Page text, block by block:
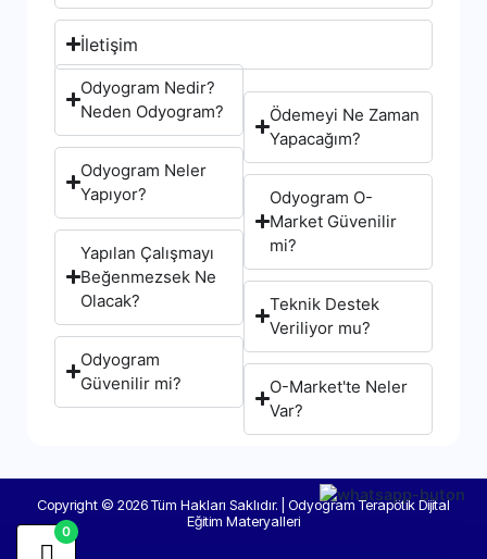
İletişim
Odyogram Nedir?
Neden Odyogram?
Odyogram Neler
Yapıyor?
Yapılan Çalışmayı
Beğenmezsek Ne
Olacak?
Odyogram
Güvenilir mi?
Ödemeyi Ne Zaman
Yapacağım?
Odyogram O-
Market Güvenilir
mi?
Teknik Destek
Veriliyor mu?
O-Market'te Neler
Var?
Copyright © 2026 Tüm Hakları Saklıdır. | Odyogram Terapötik Dijital
Eğitim Materyalleri
0